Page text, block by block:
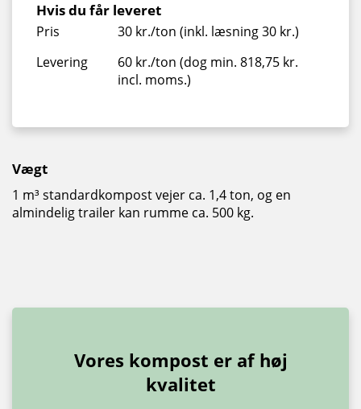
Hvis du får leveret
Pris
30 kr./ton (inkl. læsning 30 kr.)
Levering
60 kr./ton (dog min. 818,75 kr.
incl. moms.)
Vægt
1 m³ standardkompost vejer ca. 1,4 ton, og en
almindelig trailer kan rumme ca. 500 kg.
Vores kompost er af høj
kvalitet